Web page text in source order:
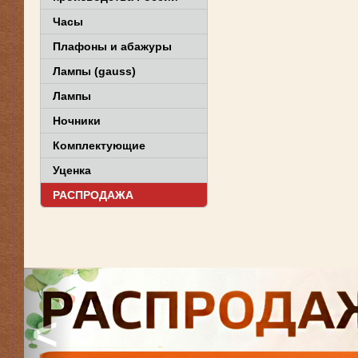
Часы
Плафоны и абажуры
Лампы (gauss)
Лампы
Ночники
Комплектующие
Уценка
РАСПРОДАЖА